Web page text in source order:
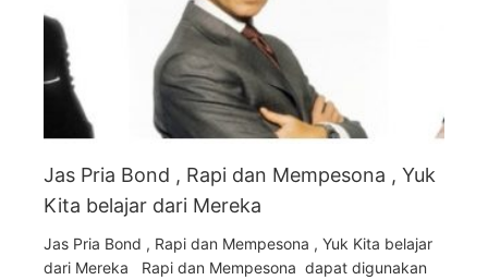
Jas Pria Bond , Rapi dan Mempesona , Yuk
Kita belajar dari Mereka
Jas Pria Bond , Rapi dan Mempesona , Yuk Kita belajar
dari Mereka Rapi dan Mempesona dapat digunakan